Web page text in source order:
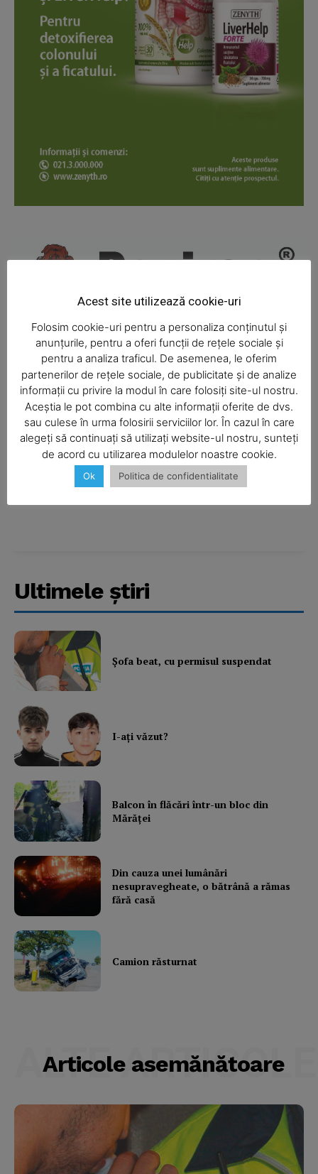
News Week
SUBSCRIBE NOW
Company
My account
Ultimele ştiri
Şofa beat, cu permisul suspendat
I-aţi văzut?
Balcon în flăcări într-un bloc din
Mărăţei
Din cauza unei lumânări
nesupravegheate, o bătrână a rămas
fără casă
Camion răsturnat
Articole asemănătoare
ALTE ARTICOLE
Acest site utilizează cookie-uri
Folosim cookie-uri pentru a personaliza conținutul și
anunțurile, pentru a oferi funcții de rețele sociale și
pentru a analiza traficul. De asemenea, le oferim
partenerilor de rețele sociale, de publicitate și de analize
informații cu privire la modul în care folosiți site-ul nostru.
Aceștia le pot combina cu alte informații oferite de dvs.
sau culese în urma folosirii serviciilor lor. În cazul în care
alegeți să continuați să utilizați website-ul nostru, sunteți
de acord cu utilizarea modulelor noastre cookie.
Ok Politica de confidentialitate